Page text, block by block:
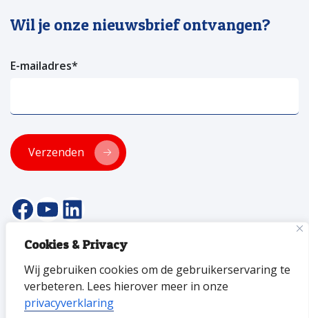
Cookies & Privacy
Wij gebruiken cookies om de gebruikerservaring te
verbeteren. Lees hierover meer in onze
privacyverklaring
Wil je onze nieuwsbrief ontvangen?
E-mailadres*
Verzenden
facebookpagina van versa welzijn
YouTube pagina Versa Welzijn
Linkedin pagina Versa Welzijn
Privacyverklaring
Toegankelijkheid ANBIDisclaimer